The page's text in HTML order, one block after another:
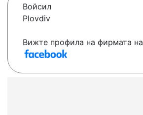
Войсил
Plovdiv
Вижте профила на фирмата на